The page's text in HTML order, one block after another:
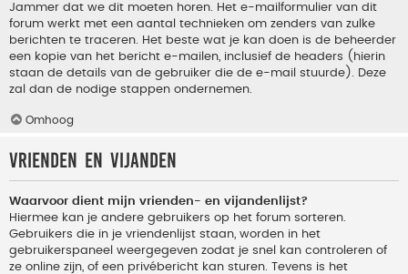
Jammer dat we dit moeten horen. Het e-mailformulier van dit
forum werkt met een aantal technieken om zenders van zulke
berichten te traceren. Het beste wat je kan doen is de beheerder
een kopie van het bericht e-mailen, inclusief de headers (hierin
staan de details van de gebruiker die de e-mail stuurde). Deze
zal dan de nodige stappen ondernemen.
Omhoog
Vrienden en vijanden
Waarvoor dient mijn vrienden- en vijandenlijst?
Hiermee kan je andere gebruikers op het forum sorteren.
Gebruikers die in je vriendenlijst staan, worden in het
gebruikerspaneel weergegeven zodat je snel kan controleren of
ze online zijn, of een privébericht kan sturen. Tevens is het